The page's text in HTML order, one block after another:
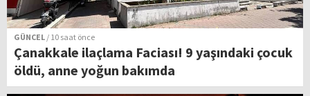
GÜNCEL / 10 saat önce
Çanakkale ilaçlama Faciası! 9 yaşındaki çocuk
öldü, anne yoğun bakımda